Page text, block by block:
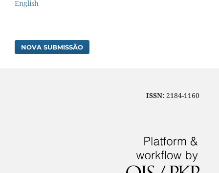
English
NOVA SUBMISSÃO
ISSN: 2184-1160